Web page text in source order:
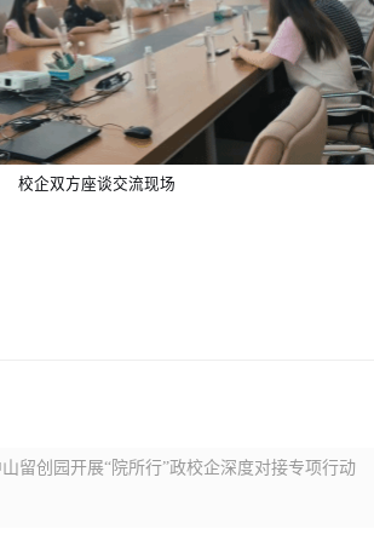
校企双方座谈交流现场
创园开展“院所行”政校企深度对接专项行动